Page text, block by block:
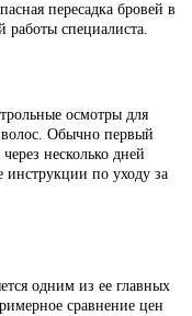
пересадка бровей в
работы специалиста.
осмотры для
волос. Обычно первый
несколько дней
по уходу за
одним из ее главных
сравнение цен